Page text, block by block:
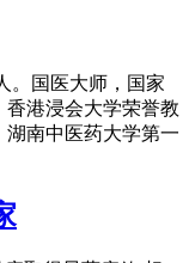
。国医大师，国家
港浸会大学荣誉教
南中医药大学第一